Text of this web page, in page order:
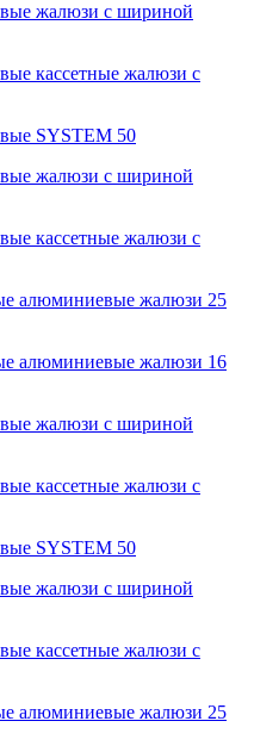
жалюзи с шириной
кассетные жалюзи с
SYSTEM 50
жалюзи с шириной
кассетные жалюзи с
алюминиевые жалюзи 25
алюминиевые жалюзи 16
жалюзи с шириной
кассетные жалюзи с
SYSTEM 50
жалюзи с шириной
кассетные жалюзи с
алюминиевые жалюзи 25